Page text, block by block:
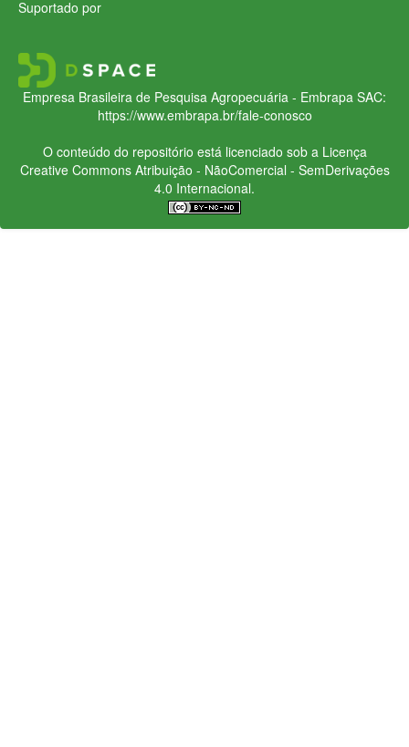
Suportado por
Empresa Brasileira de Pesquisa Agropecuária - Embrapa SAC:
https://www.embrapa.br/fale-conosco
O conteúdo do repositório está licenciado sob a Licença
Creative CommonsAtribuição - NãoComercial - SemDerivações
4.0 Internacional.